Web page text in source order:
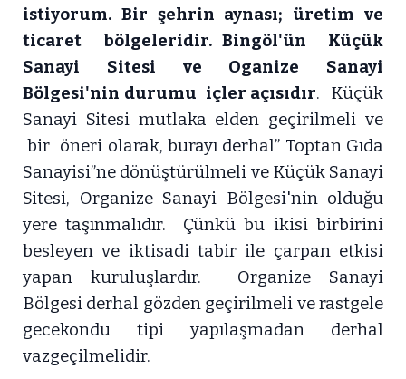
istiyorum. Bir şehrin aynası; üretim ve
ticaret bölgeleridir. Bingöl'ün Küçük
Sanayi Sitesi ve Oganize Sanayi
Bölgesi'nin durumu içler açısıdır. Küçük
Sanayi Sitesi mutlaka elden geçirilmeli ve
bir öneri olarak, burayı derhal” Toptan Gıda
Sanayisi”ne dönüştürülmeli ve Küçük Sanayi
Sitesi, Organize Sanayi Bölgesi'nin olduğu
yere taşınmalıdır. Çünkü bu ikisi birbirini
besleyen ve iktisadi tabir ile çarpan etkisi
yapan kuruluşlardır. Organize Sanayi
Bölgesi derhal gözden geçirilmeli ve rastgele
gecekondu tipi yapılaşmadan derhal
vazgeçilmelidir.